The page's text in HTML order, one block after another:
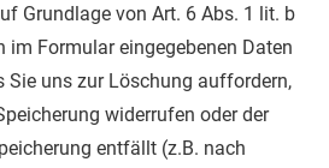
Grundlage von Art. 6 Abs. 1 lit. b
im Formular eingegebenen Daten
Sie uns zur Löschung auffordern,
widerrufen oder der
entfällt (z.B. nach